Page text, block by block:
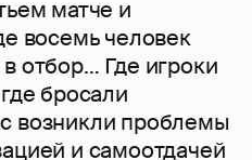
матче и
восемь человек
отбор… Где игроки
бросали
возникли проблемы
и самоотдачей